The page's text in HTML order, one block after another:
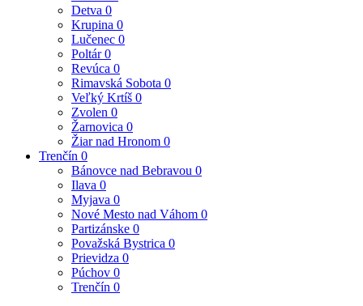
Detva 0
Krupina 0
Lučenec 0
Poltár0
Revúca 0
Rimavská Sobota 0
Veľký Krtíš 0
Zvolen 0
Žarnovica 0
Žiar nad Hronom 0
Trenčín 0
Bánovce nad Bebravou 0
Ilava 0
Myjava 0
Nové Mesto nad Váhom 0
Partizánske 0
Považská Bystrica 0
Prievidza 0
Púchov 0
Trenčín 0